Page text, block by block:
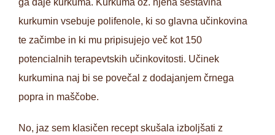
ga daje kurkuma. Kurkuma oz. njena sestavina
kurkumin vsebuje polifenole, ki so glavna učinkovina
te začimbe in ki mu pripisujejo več kot 150
potencialnih terapevtskih učinkovitosti. Učinek
kurkumina naj bi se povečal z dodajanjem črnega
popra in maščobe.
No, jaz sem klasičen recept skušala izboljšati z